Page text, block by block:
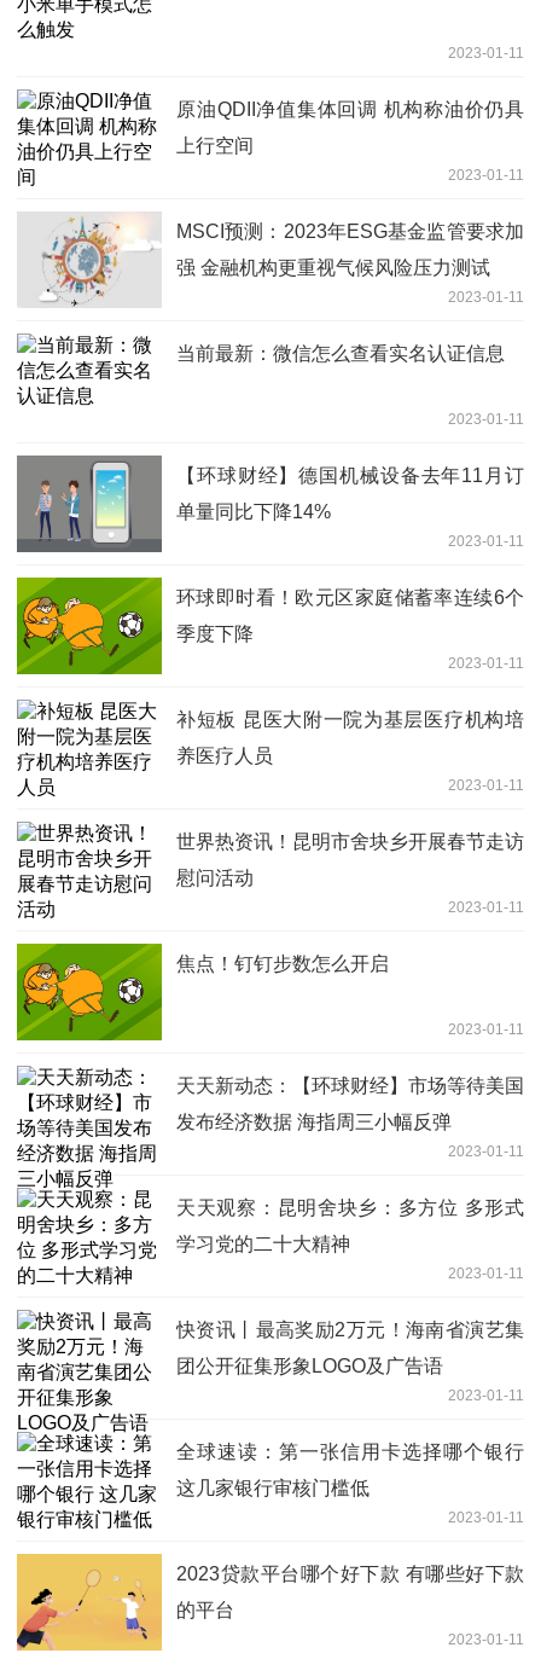
2023-01-11
原油QDII净值集体回调 机构称油价仍具
上行空间
2023-01-11
MSCI预测：2023年ESG基金监管要求加
强 金融机构更重视气候风险压力测试
2023-01-11
当前最新：微信怎么查看实名认证信息
2023-01-11
【环球财经】德国机械设备去年11月订
单量同比下降14%
2023-01-11
环球即时看！欧元区家庭储蓄率连续6个
季度下降
2023-01-11
补短板 昆医大附一院为基层医疗机构培
养医疗人员
2023-01-11
世界热资讯！昆明市舍块乡开展春节走访
慰问活动
2023-01-11
焦点！钉钉步数怎么开启
2023-01-11
天天新动态：【环球财经】市场等待美国
发布经济数据 海指周三小幅反弹
2023-01-11
天天观察：昆明舍块乡：多方位 多形式
学习党的二十大精神
2023-01-11
快资讯丨最高奖励2万元！海南省演艺集
团公开征集形象LOGO及广告语
2023-01-11
全球速读：第一张信用卡选择哪个银行
这几家银行审核门槛低
2023-01-11
2023贷款平台哪个好下款 有哪些好下款
的平台
2023-01-11